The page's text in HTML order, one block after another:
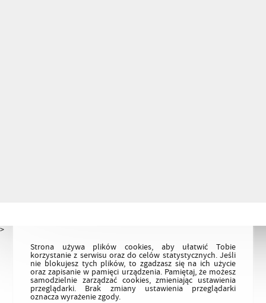
>
Strona używa plików cookies, aby ułatwić Tobie
korzystanie z serwisu oraz do celów statystycznych. Jeśli
nie blokujesz tych plików, to zgadzasz się na ich użycie
oraz zapisanie w pamięci urządzenia. Pamiętaj, że możesz
samodzielnie zarządzać cookies, zmieniając ustawienia
przeglądarki. Brak zmiany ustawienia przeglądarki
oznacza wyrażenie zgody.